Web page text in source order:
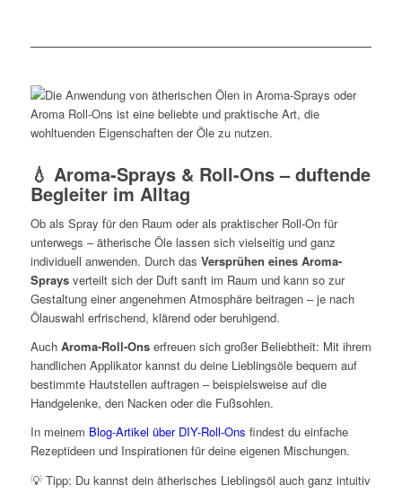
💧 Aroma-Sprays & Roll-Ons – duftende
Begleiter im Alltag
Ob als Spray für den Raum oder als praktischer Roll-On für
unterwegs – ätherische Öle lassen sich vielseitig und ganz
individuell anwenden. Durch das Versprühen eines Aroma-
Spraysverteilt sich der Duft sanft im Raum und kann so zur
Gestaltung einer angenehmen Atmosphäre beitragen – je nach
Ölauswahl erfrischend, klärend oder beruhigend.
Auch Aroma-Roll-Onserfreuen sich großer Beliebtheit: Mit ihrem
handlichen Applikator kannst du deine Lieblingsöle bequem auf
bestimmte Hautstellen auftragen – beispielsweise auf die
Handgelenke, den Nacken oder die Fußsohlen.
In meinem Blog-Artikel über DIY-Roll-Ons findest du einfache
Rezeptideen und Inspirationen für deine eigenen Mischungen.
💡 Tipp: Du kannst dein ätherisches Lieblingsöl auch ganz intuitiv